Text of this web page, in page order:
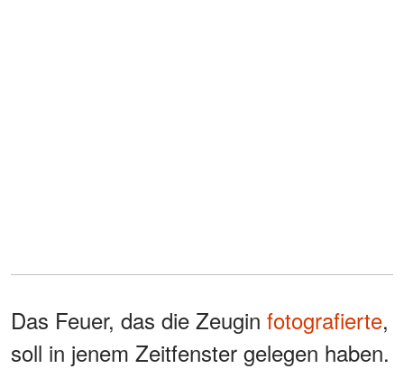
Das Feuer, das die Zeugin fotografierte,
soll in jenem Zeitfenster gelegen haben.